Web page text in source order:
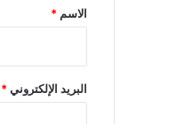
*
الاسم *
البريد الإلكتروني*